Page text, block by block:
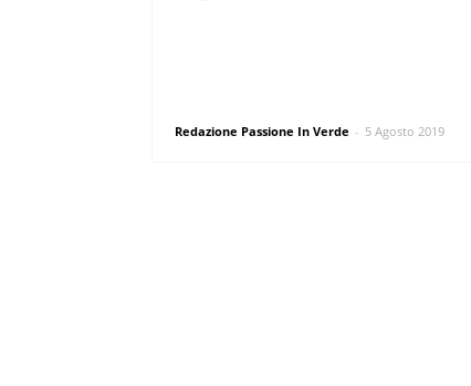
Redazione Passione In Verde - 5 Agosto 2019